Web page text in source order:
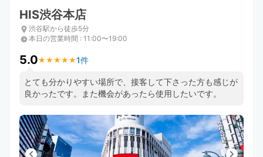
HIS渋谷本店
渋谷駅から徒歩5分
本日の営業時間 : 11:00〜19:00
5.0★ ★ ★ ★ ★
★ ★ ★ ★ ★1件
とても分かりやすい場所で、接客して下さった方も感じが
良かったです。また機会があったら使用したいです。